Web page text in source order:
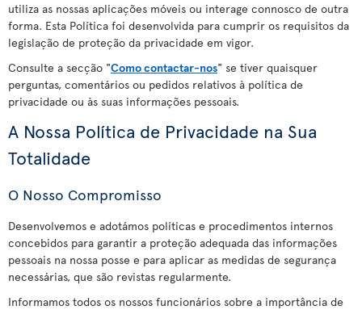
utiliza as nossas aplicações móveis ou interage connosco de outra
forma. Esta Política foi desenvolvida para cumprir os requisitos da
legislação de proteção da privacidade em vigor.
Consulte a secção "Como contactar-nos" se tiver quaisquer
perguntas, comentários ou pedidos relativos à política de
privacidade ou às suas informações pessoais.
A Nossa Política de Privacidade na Sua
Totalidade
O Nosso Compromisso
Desenvolvemos e adotámos políticas e procedimentos internos
concebidos para garantir a proteção adequada das informações
pessoais na nossa posse e para aplicar as medidas de segurança
necessárias, que são revistas regularmente.
Informamos todos os nossos funcionários sobre a importância de